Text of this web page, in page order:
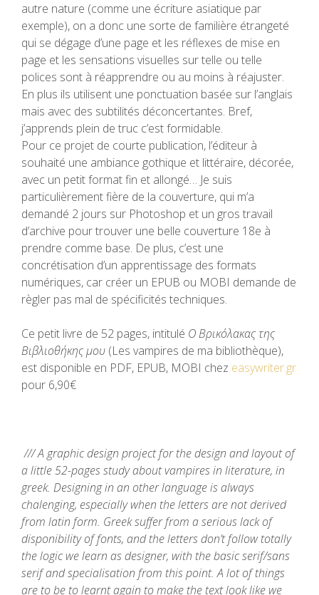
autre nature (comme une écriture asiatique par
exemple), on a donc une sorte de familière étrangeté
qui se dégage d’une page et les réflexes de mise en
page et les sensations visuelles sur telle ou telle
polices sont à réapprendre ou au moins à réajuster.
En plus ils utilisent une ponctuation basée sur l’anglais
mais avec des subtilités déconcertantes. Bref,
j’apprends plein de truc c’est formidable.
Pour ce projet de courte publication, l’éditeur à
souhaité une ambiance gothique et littéraire, décorée,
avec un petit format fin et allongé… Je suis
particulièrement fière de la couverture, qui m’a
demandé 2 jours sur Photoshop et un gros travail
d’archive pour trouver une belle couverture 18e à
prendre comme base. De plus, c’est une
concrétisation d’un apprentissage des formats
numériques, car créer un EPUB ou MOBI demande de
règler pas mal de spécificités techniques.
Ce petit livre de 52 pages, intitulé Ο Βρικόλακας της
Βιβλιοθήκης μου (Les vampires de ma bibliothèque),
est disponible en PDF, EPUB, MOBI chez easywriter.gr
pour 6,90€
/// A graphic design project for the design and layout of
a little 52-pages study about vampires in literature, in
greek. Designing in an other language is always
chalenging, especially when the letters are not derived
from latin form. Greek suffer from a serious lack of
disponibility of fonts, and the letters don’t follow totally
the logic we learn as designer, with the basic serif/sans
serif and specialisation from this point. A lot of things
are to be to learnt again to make the text look like we